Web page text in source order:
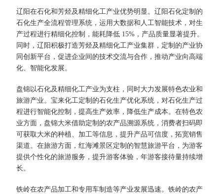
辽阳在石化和芳烃及精细化工产业优势明显。辽阳石化定制的
石化生产全流程管理系统，运用大数据和人工智能技术，对生
产过程进行精细化控制，能耗降低 15%，产品质量显著提升。
同时，辽阳积极打造芳烃及精细化工产业集群，定制的产业协
同创新平台，促进企业间的技术交流与合作，推动产业向高端
化、智能化发展。​
盘锦以石化及精细化工产业为支柱，同时大力发展特色农业和
旅游产业。宝来化工定制的石化生产优化系统，对石化生产过
程进行智能化控制，提高生产效率，降低生产成本。在特色农
业方面，盘锦大米借助定制的农产品溯源系统，消费者扫码即
可获取大米的种植、加工等信息，提升产品可信度，拓宽销售
渠道。在旅游方面，红海滩景区定制的智慧旅游平台，为游客
提供个性化的旅游服务，提升游客体验，年游客接待量持续增
长。​
铁岭在农产品加工和专用车制造等产业发展迅速。铁岭的农产